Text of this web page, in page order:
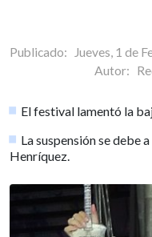
Publicado: Jueves, 1 de
Autor:
El festival lamentó la
La suspensión se debe
Henríquez.